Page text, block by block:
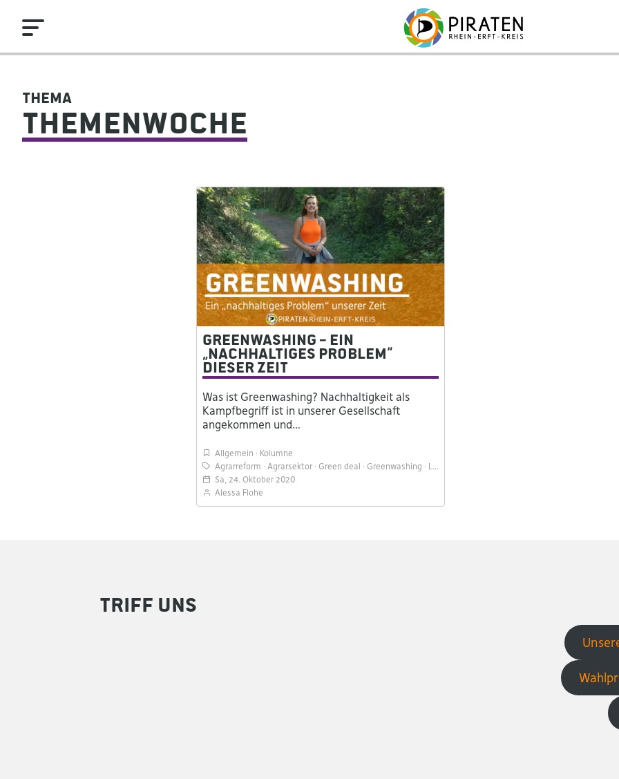
Thema
Themenwoche
Greenwashing – ein
„nachhaltiges Problem“
dieser Zeit
Was ist Greenwashing? Nachhaltigkeit als
Kampfbegriff ist in unserer Gesellschaft
angekommen und…
Allgemein
Kolumne
Agrarreform
Agrarsektor Green deal Greenwashing Lobbyismus
Sa, 24. Oktober 2020
Alessa Flohe
Triff uns